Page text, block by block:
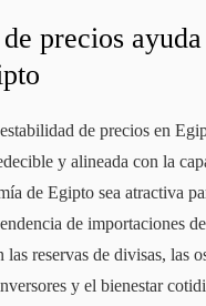
precios
de precios en
y alineada con la
de Egipto sea atractiva
de importaciones
reservas de divisas, las
y el bienestar